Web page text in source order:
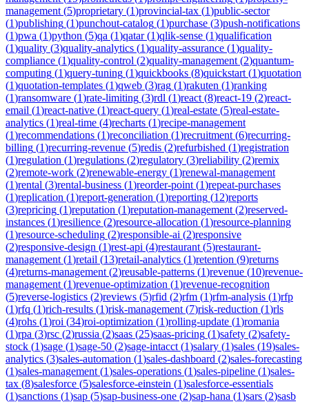
management (5)proprietary (1)provincial-tax (1)public-sector
(1)publishing (1)punchout-catalog (1)purchase (3)push-notifications
(1)pwa (1)python (5)qa (1)qatar(1)qlik-sense (1)qualification
(1)quality (3)quality-analytics (1)quality-assurance (1)quality-
compliance (1)quality-control (2)quality-management (2)quantum-
computing (1)query-tuning (1)quickbooks (8)quickstart (1)quotation
(1)quotation-templates (1)qweb (3)rag (1)rakuten (1)ranking
(1)ransomware (1)rate-limiting (3)rdl (1)react (8)react-19 (2)react-
email (1)react-native (1)react-query (1)real-estate (5)real-estate-
analytics (1)real-time (4)recharts (1)recipe-management
(1)recommendations (1)reconciliation (1)recruitment (6)recurring-
billing (1)recurring-revenue (5)redis (2)refurbished (1)registration
(1)regulation (1)regulations (2)regulatory (3)reliability (2)remix
(2)remote-work (2)renewable-energy (1)renewal-management
(1)rental (3)rental-business (1)reorder-point (1)repeat-purchases
(1)replication (1)report-generation (1)reporting (12)reports
(3)repricing (1)reputation (1)reputation-management (2)reserved-
instances (1)resilience (2)resource-allocation (1)resource-planning
(1)resource-scheduling (2)responsible-ai (2)responsive
(2)responsive-design (1)rest-api (4)restaurant (5)restaurant-
management (1)retail (13)retail-analytics (1)retention (9)returns
(4)returns-management (2)reusable-patterns (1)revenue (10)revenue-
management (1)revenue-optimization (1)revenue-recognition
(5)reverse-logistics (2)reviews (5)rfid (2)rfm (1)rfm-analysis (1)rfp
(1)rfq (1)rich-results (1)risk-management (7)risk-reduction (1)rls
(4)rohs (1)roi (34)roi-optimization (1)rolling-update (1)romania
(1)rpa (3)rsc (2)russia (2)saas (25)saas-pricing (1)safety (2)safety-
stock (1)sage (1)sage-50 (2)sage-intacct (1)salary (1)sales (19)sales-
analytics (3)sales-automation (1)sales-dashboard (2)sales-forecasting
(1)sales-management (1)sales-operations (1)sales-pipeline (1)sales-
tax (8)salesforce (5)salesforce-einstein (1)salesforce-essentials
(1)sanctions (1)sap (5)sap-business-one (2)sap-hana (1)sars (2)sasb